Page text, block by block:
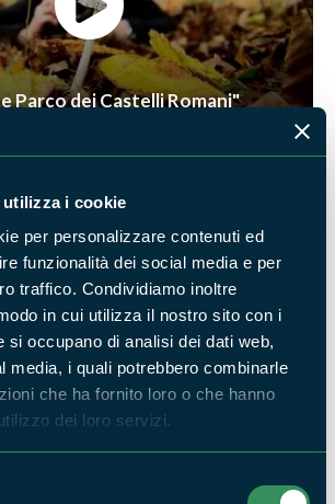
i cookie
per personalizzare contenuti ed
funzionalità dei social media e per
traffico. Condividiamo inoltre
in cui utilizza il nostro sito con i
si occupano di analisi dei dati web,
media, i quali potrebbero combinarle
che ha fornito loro o che hanno
dei loro servizi.
Parco dei Castelli Romani"
Romani" parte seconda - di